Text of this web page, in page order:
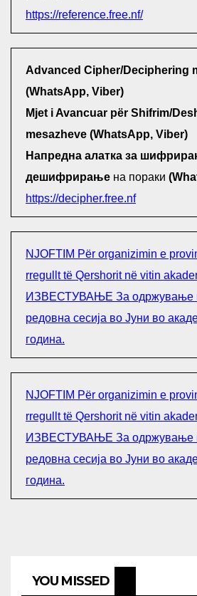
https://reference.free.nf/
Advanced Cipher/Deciphering
(WhatsApp, Viber)
Mjet i Avancuar për Shifrim/
mesazheve (WhatsApp, Viber)
Напредна алатка за
дешифрирање на пораки
https://decipher.free.nf
NJOFTIM Për organizimin e
rregullt të Qershorit në vitin
ИЗВЕСТУВАЊЕ За одржување
редовна сесија во Јуни во
година.
NJOFTIM Për organizimin e
rregullt të Qershorit në vitin
ИЗВЕСТУВАЊЕ За одржување
редовна сесија во Јуни во
година.
YOU MISSED